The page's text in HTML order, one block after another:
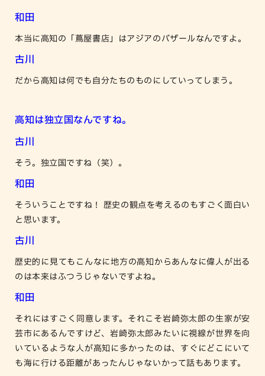
和田
本当に高知の「蔦屋書店」はアジアのバザールなんですよ。
古川
だから高知は何でも自分たちのものにしていってしまう。
高知は独立国なんですね。
古川
そう。独立国ですね（笑）。
和田
そういうことですね！ 歴史の観点を考えるのもすごく面白い
と思います。
古川
歴史的に見てもこんなに地方の高知からあんなに偉人が出る
のは本来はふつうじゃないですよね。
和田
それにはすごく同意します。それこそ岩崎弥太郎の生家が安
芸市にあるんですけど、岩崎弥太郎みたいに視線が世界を向
いているような人が高知に多かったのは、すぐにどこにいて
も海に行ける距離があったんじゃないかって話もあります。